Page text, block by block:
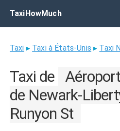
TaxiHowMuch
Taxi ▸ Taxi à États-Unis ▸ Taxi
Taxi de
de Newark-
Runyon St